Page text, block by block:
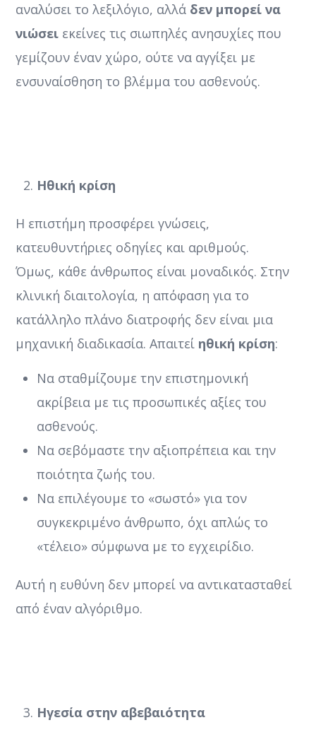
αναλύσει το λεξιλόγιο, αλλά δεν μπορεί να
νιώσει εκείνες τις σιωπηλές ανησυχίες που
γεμίζουν έναν χώρο, ούτε να αγγίξει με
ενσυναίσθηση το βλέμμα του ασθενούς.
Ηθική κρίση
Η επιστήμη προσφέρει γνώσεις,
κατευθυντήριες οδηγίες και αριθμούς.
Όμως, κάθε άνθρωπος είναι μοναδικός. Στην
κλινική διαιτολογία, η απόφαση για το
κατάλληλο πλάνο διατροφής δεν είναι μια
μηχανική διαδικασία. Απαιτεί ηθική κρίση:
Να σταθμίζουμε την επιστημονική
ακρίβεια με τις προσωπικές αξίες του
ασθενούς.
Να σεβόμαστε την αξιοπρέπεια και την
ποιότητα ζωής του.
Να επιλέγουμε το «σωστό» για τον
συγκεκριμένο άνθρωπο, όχι απλώς το
«τέλειο» σύμφωνα με το εγχειρίδιο.
Αυτή η ευθύνη δεν μπορεί να αντικατασταθεί
από έναν αλγόριθμο.
Ηγεσία στην αβεβαιότητα